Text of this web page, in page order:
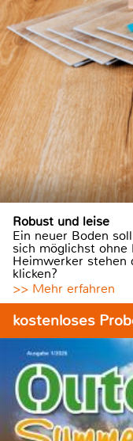
Robust und leise
Ein neuer Boden
sich möglichst ohne
Heimwerker stehen
klicken?
>> Mehr erfahren
kostenloses